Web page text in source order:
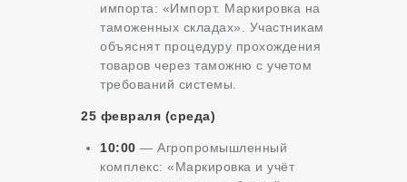
импорта: «Импорт. Маркировка на
таможенных складах». Участникам
объяснят процедуру прохождения
товаров через таможню с учетом
требований системы.
25 февраля (среда)
10:00 — Агропромышленный
комплекс: «Маркировка и учёт